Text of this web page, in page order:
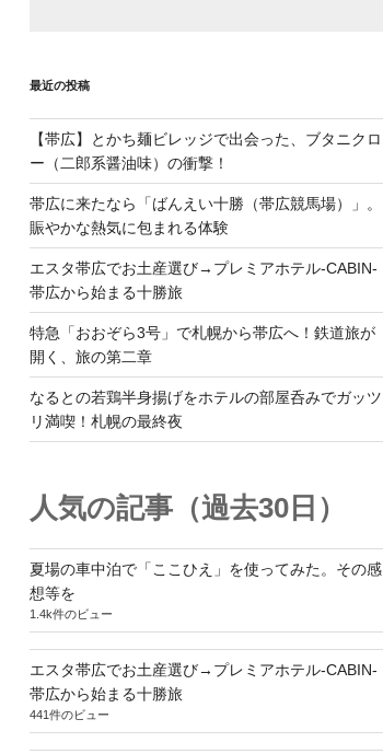
最近の投稿
【帯広】とかち麺ビレッジで出会った、ブタニクロ
ー（二郎系醤油味）の衝撃！
帯広に来たなら「ばんえい十勝（帯広競馬場）」。
賑やかな熱気に包まれる体験
エスタ帯広でお土産選び→プレミアホテル-CABIN-
帯広から始まる十勝旅
特急「おおぞら3号」で札幌から帯広へ！鉄道旅が
開く、旅の第二章
なるとの若鶏半身揚げをホテルの部屋呑みでガッツ
リ満喫！札幌の最終夜
人気の記事（過去30日）
夏場の車中泊で「ここひえ」を使ってみた。その感
想等を
1.4k件のビュー
エスタ帯広でお土産選び→プレミアホテル-CABIN-
帯広から始まる十勝旅
441件のビュー